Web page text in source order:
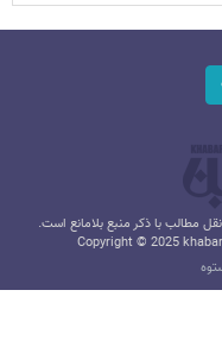
مطالب با ذکر منبع بلامانع است.
Copyright © 2025